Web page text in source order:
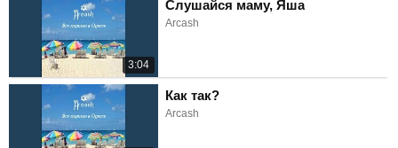
3:04
Слушайся маму, Яша
Arcash
Как так?
Arcash